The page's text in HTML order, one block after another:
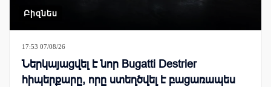
Բիզնես
17:53 07/08/26
Ներկայացվել է նոր Bugatti Destrier
հիպերքարը, որը ստեղծվել է բացառապես